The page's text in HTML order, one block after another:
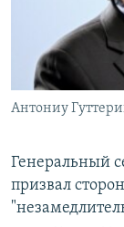
ПОБЕДИТЕЛЕЙ
ELIFBE
УКРАИНСКАЯ
Антониу
Генеральный
призвал